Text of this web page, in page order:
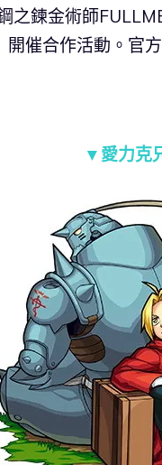
之鍊金術師
催合作活動。官
▼愛力克